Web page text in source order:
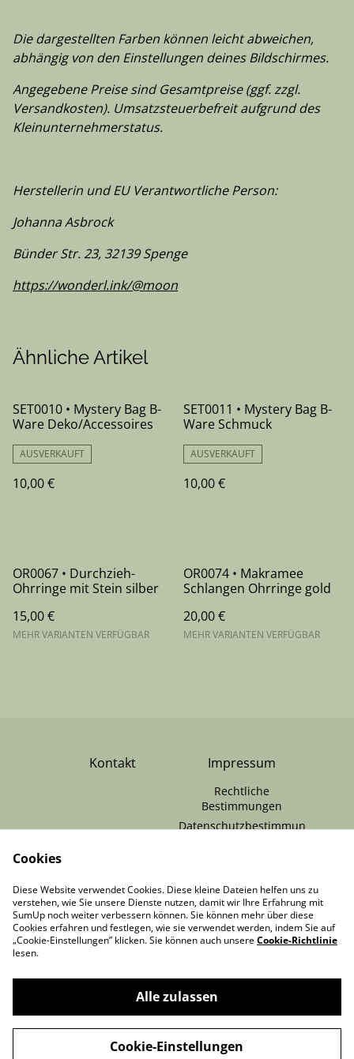
Die dargestellten Farben können leicht abweichen,
abhängig von den Einstellungen deines Bildschirmes.
Angegebene Preise sind Gesamtpreise (ggf. zzgl.
Versandkosten). Umsatzsteuerbefreit aufgrund des
Kleinunternehmerstatus.
Herstellerin und EU Verantwortliche Person:
Johanna Asbrock
Bünder Str. 23, 32139 Spenge
https://wonderl.ink/@moon
Ähnliche Artikel
SET0010 • Mystery Bag B-
Ware Deko/Accessoires
AUSVERKAUFT
10,00 €
SET0011 • Mystery Bag B-
Ware Schmuck
AUSVERKAUFT
10,00 €
OR0067 • Durchzieh-
Ohrringe mit Stein silber
15,00 €
MEHR VARIANTEN VERFÜGBAR
OR0074 • Makramee
Schlangen Ohrringe gold
20,00 €
MEHR VARIANTEN VERFÜGBAR
Kontakt Impressum
Rechtliche
Bestimmungen
Datenschutzbestimmun
VERTRAG
WIDERRUFEN
©2026MooonDesigns
Cookies
Diese Website verwendet Cookies. Diese kleine Dateien helfen uns zu
verstehen, wie Sie unsere Dienste nutzen, damit wir Ihre Erfahrung mit
SumUp noch weiter verbessern können. Sie können mehr über diese
Cookies erfahren und festlegen, wie sie verwendet werden, indem Sie auf
„Cookie-Einstellungen” klicken. Sie können auch unsereCookie-Richtlinie
lesen.
Alle zulassen
Cookie-Einstellungen